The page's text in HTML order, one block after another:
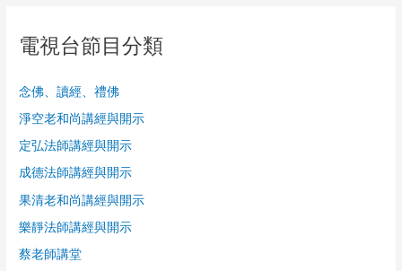
電視台節目分類
念佛、讀經、禮佛
淨空老和尚講經與開示
定弘法師講經與開示
成德法師講經與開示
果清老和尚講經與開示
樂靜法師講經與開示
蔡老師講堂